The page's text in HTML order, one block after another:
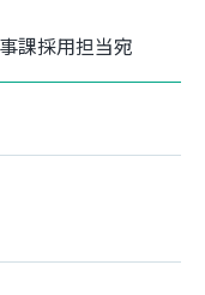
課採用担当宛